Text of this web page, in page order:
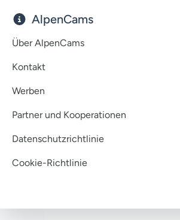
AlpenCams
Über AlpenCams
Kontakt
Werben
Partner und Kooperationen
Datenschutzrichtlinie
Cookie-Richtlinie